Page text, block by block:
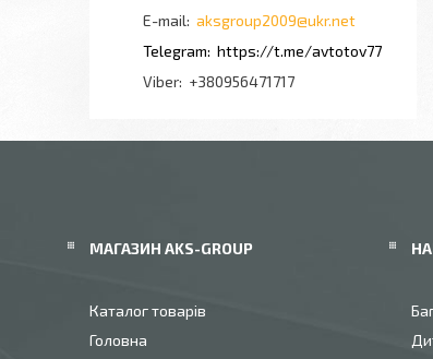
aksgroup2009@ukr.net
https://t.me/avtotov77
+380956471717
МАГАЗИН AKS-GROUP
Каталог товарів
Головна